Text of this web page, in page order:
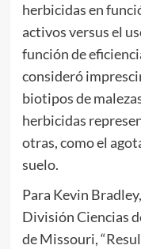
herbicidas en
activos versus el
función de
consideró
biotipos de
herbicidas
otras, como el
suelo.
Para Kevin
División Ciencias
de Missouri,